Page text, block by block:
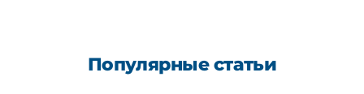
Популярные статьи